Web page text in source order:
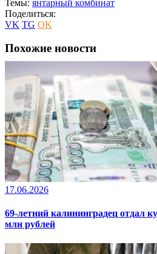
Темы: янтарный комбинат
Поделиться:
VK TG OK
Похожие новости
17.06.2026
69-летний калининградец отдал
млн рублей